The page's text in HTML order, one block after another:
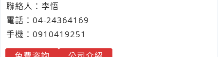
聯絡人：李悟
電話： 04-24364169
手機： 091041 9251